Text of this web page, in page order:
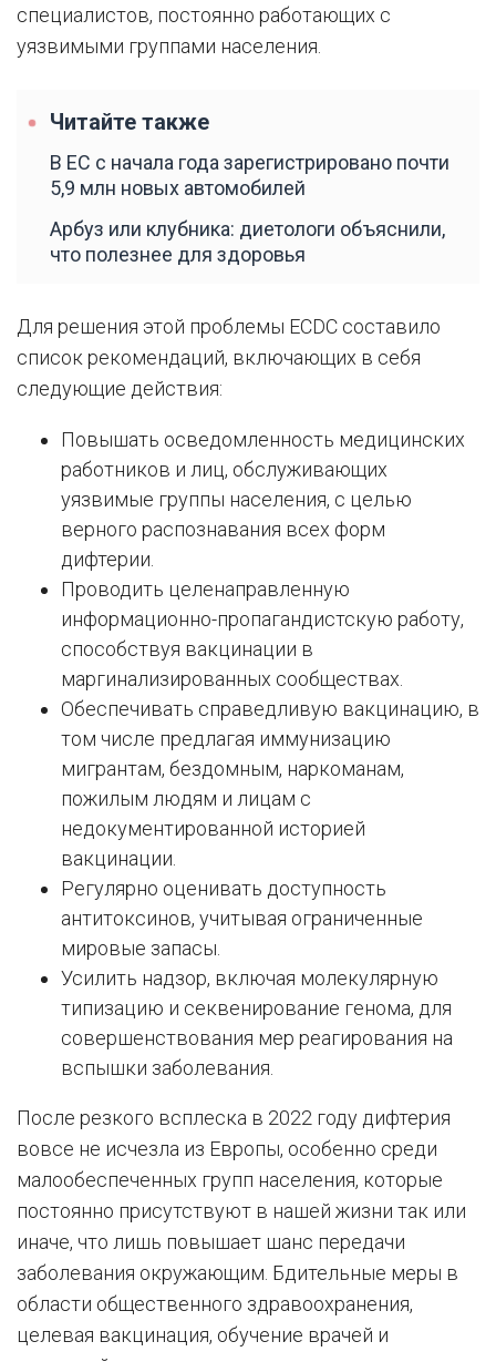
специалистов, постоянно работающих с
уязвимыми группами населения.
Читайте также
В ЕС с начала года зарегистрировано почти
5,9 млн новых автомобилей
Арбуз или клубника: диетологи объяснили,
что полезнее для здоровья
Для решения этой проблемы ECDC составило
список рекомендаций, включающих в себя
следующие действия:
Повышать осведомленность медицинских
работников и лиц, обслуживающих
уязвимые группы населения, с целью
верного распознавания всех форм
дифтерии.
Проводить целенаправленную
информационно-пропагандистскую работу,
способствуя вакцинации в
маргинализированных сообществах.
Обеспечивать справедливую вакцинацию, в
том числе предлагая иммунизацию
мигрантам, бездомным, наркоманам,
пожилым людям и лицам с
недокументированной историей
вакцинации.
Регулярно оценивать доступность
антитоксинов, учитывая ограниченные
мировые запасы.
Усилить надзор, включая молекулярную
типизацию и секвенирование генома, для
совершенствования мер реагирования на
вспышки заболевания.
После резкого всплеска в 2022 году дифтерия
вовсе не исчезла из Европы, особенно среди
малообеспеченных групп населения, которые
постоянно присутствуют в нашей жизни так или
иначе, что лишь повышает шанс передачи
заболевания окружающим. Бдительные меры в
области общественного здравоохранения,
целевая вакцинация, обучение врачей и